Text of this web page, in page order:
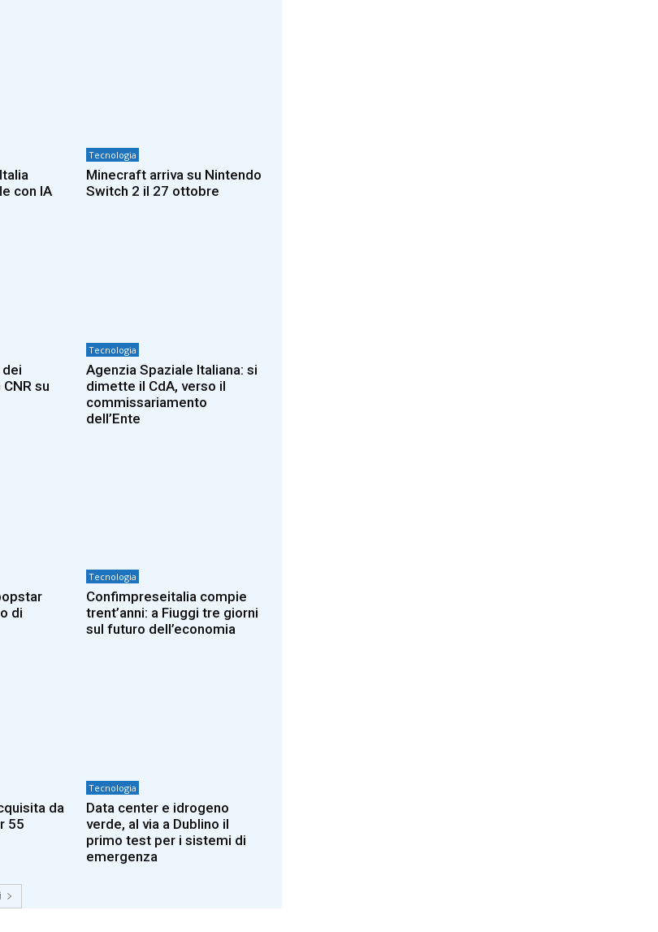
con IA
Tecnologia
Minecraft arriva su Nintendo
Switch 2 il 27 ottobre
su
Tecnologia
Agenzia Spaziale Italiana: si
dimette il CdA, verso il
commissariamento
dell’Ente
di
Tecnologia
Confimpreseitalia compie
trent’anni: a Fiuggi tre giorni
sul futuro dell’economia
da
55
Tecnologia
Data center e idrogeno
verde, al via a Dublino il
primo test per i sistemi di
emergenza